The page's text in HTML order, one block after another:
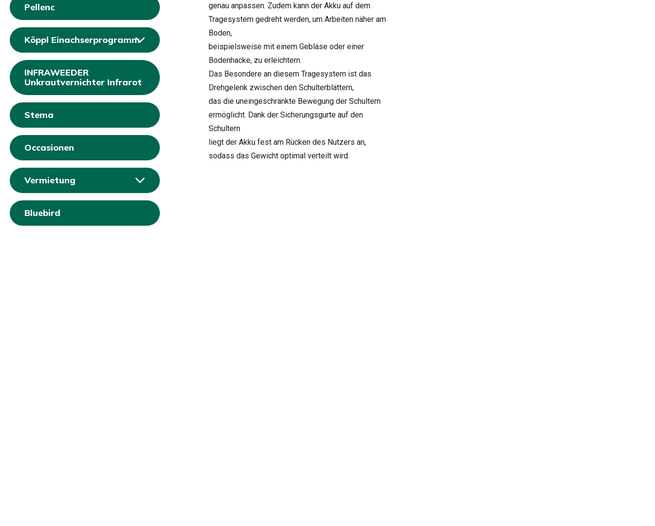
Pellenc
Köppl Einachserprogramm
INFRAWEEDER
Unkrautvernichter Infrarot
Stema
Occasionen
Vermietung
Bluebird
genau anpassen. Zudem kann der Akku auf dem
Tragesystem gedreht werden, um Arbeiten näher am
Boden,
beispielsweise mit einem Gebläse oder einer
Bodenhacke, zu erleichtern.
Das Besondere an diesem Tragesystem ist das
Drehgelenk zwischen den Schulterblättern,
das die uneingeschränkte Bewegung der Schultern
ermöglicht. Dank der Sicherungsgurte auf den
Schultern
liegt der Akku fest am Rücken des Nutzers an,
sodass das Gewicht optimal verteilt wird.